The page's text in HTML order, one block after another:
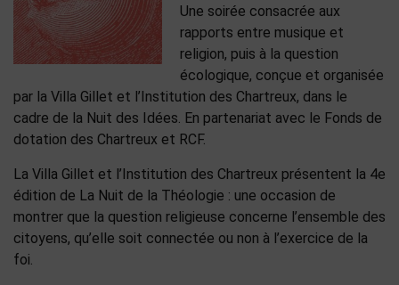
Une soirée consacrée aux
rapports entre musique et
religion, puis à la question
écologique, conçue et organisée
par la Villa Gillet et l’Institution des Chartreux, dans le
cadre de la Nuit des Idées. En partenariat avec le Fonds de
dotation des Chartreux et RCF.
La Villa Gillet et l’Institution des Chartreux présentent la 4e
édition de La Nuit de la Théologie : une occasion de
montrer que la question religieuse concerne l’ensemble des
citoyens, qu’elle soit connectée ou non à l’exercice de la
foi.